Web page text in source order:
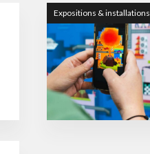
Expositions & installations